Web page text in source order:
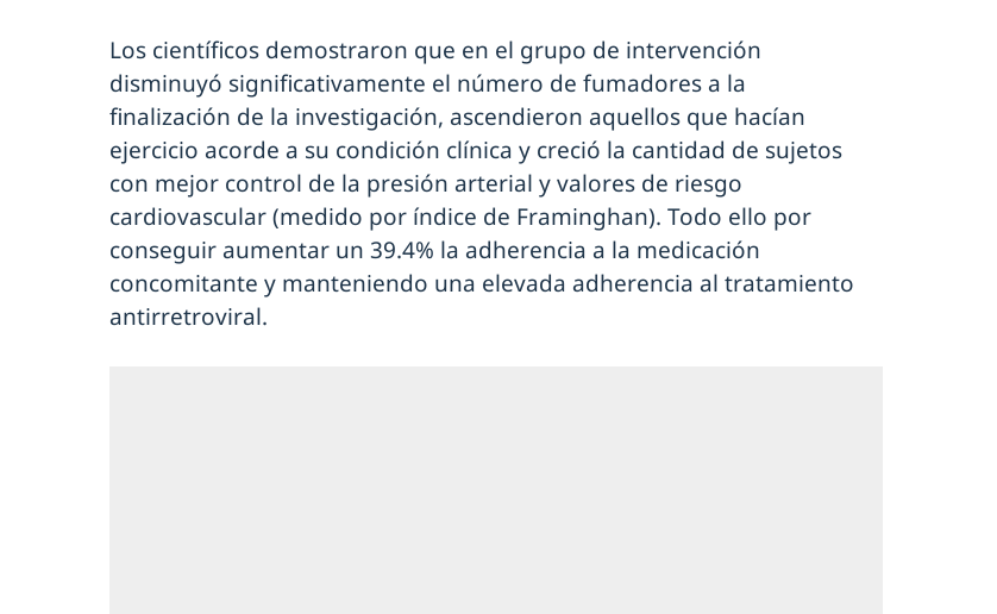
Los científicos demostraron que en el grupo de intervención
disminuyó significativamente el número de fumadores a la
finalización de la investigación, ascendieron aquellos que hacían
ejercicio acorde a su condición clínica y creció la cantidad de sujetos
con mejor control de la presión arterial y valores de riesgo
cardiovascular (medido por índice de Framinghan). Todo ello por
conseguir aumentar un 39.4% la adherencia a la medicación
concomitante y manteniendo una elevada adherencia al tratamiento
antirretroviral.